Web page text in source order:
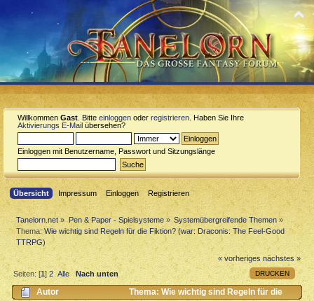
Willkommen Gast . Bitte einloggen oder registrieren . Haben Sie Ihre
Aktivierungs E-Mail übersehen?
Einloggen mit Benutzername, Passwort und Sitzungslänge
Übersicht Impressum Einloggen Registrieren
Tanelorn.net » Pen & Paper - Spielsysteme» Systemübergreifende Themen »
Thema:Wie wichtig sind Regeln für die Fiktion? (war: Draconis: The Feel-Good
TTRPG)
« vorheriges nächstes »
DRUCKEN
Seiten: [1]2 Alle Nach unten
Autor
Thema: Wie wichtig sind Regeln für die